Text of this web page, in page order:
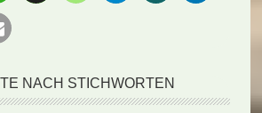
NACH STICHWORTEN